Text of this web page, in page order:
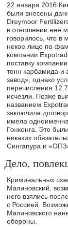
22 января 2016
были внесены
Dreymoor
в отношении нее
говорилось, что в
некое лицо по
компании
поставку
тонн карбамида
завод», однако
перечисления
исчезли. Позже
названием
заключила
имела
Гонконга. Это
никаких
Сингапура и
Дело,
Криминальных
Малиновский,
него взялись
с Россией.
Малиновского
обороны.